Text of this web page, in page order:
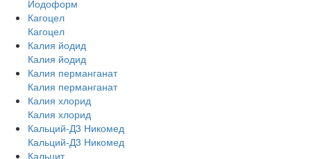
Йодоформ
Кагоцел
Кагоцел
Калия йодид
Калия йодид
Калия перманганат
Калия перманганат
Калия хлорид
Калия хлорид
Кальций-Д3 Никомед
Кальций-Д3 Никомед
Кальцит